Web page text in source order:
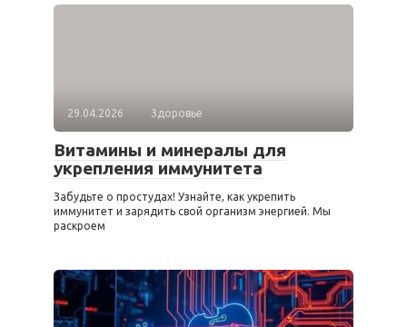
29.04.2026 Здоровье
Витамины и минералы для
укрепления иммунитета
Забудьте о простудах! Узнайте, как укрепить
иммунитет и зарядить свой организм энергией. Мы
раскроем